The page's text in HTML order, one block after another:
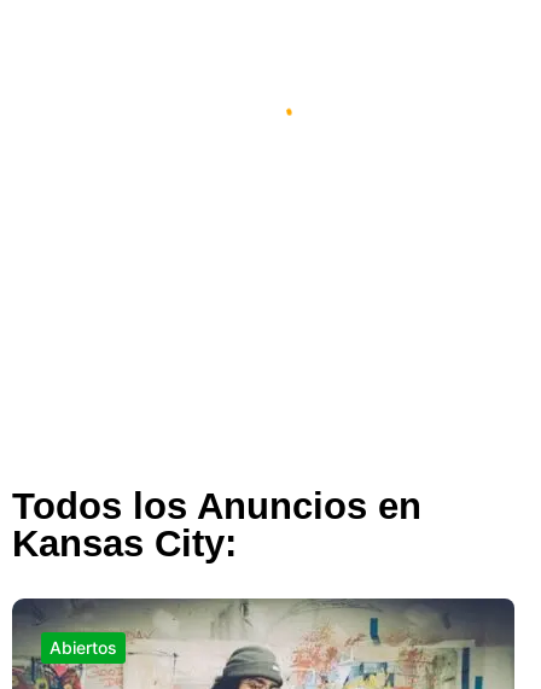
Todos los Anuncios en
Kansas City:
Abiertos